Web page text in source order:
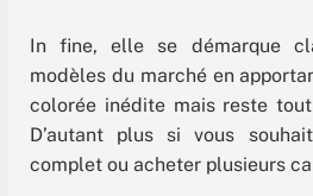
In fine, elle se démarque
modèles du marché en
colorée inédite mais reste
D’autant plus si vous
complet ou acheter plusieurs